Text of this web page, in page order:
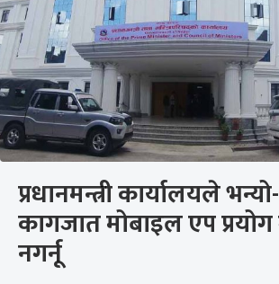
प्रधानमन्त्री कार्यालयले
कागजात मोबाइल एप
नगर्नू